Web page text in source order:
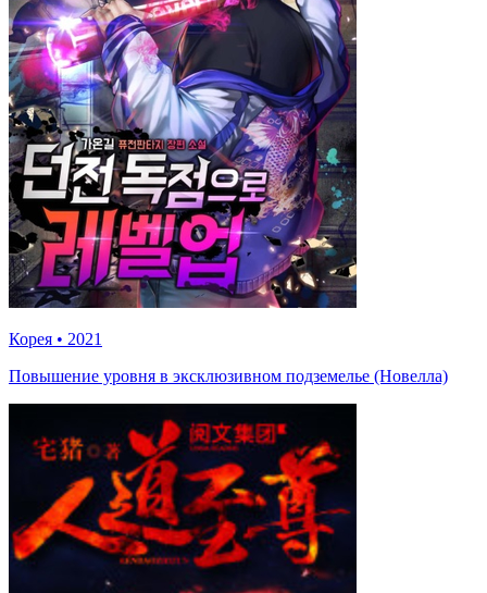
Корея • 2021
Повышение уровня в эксклюзивном подземелье (Новелла)